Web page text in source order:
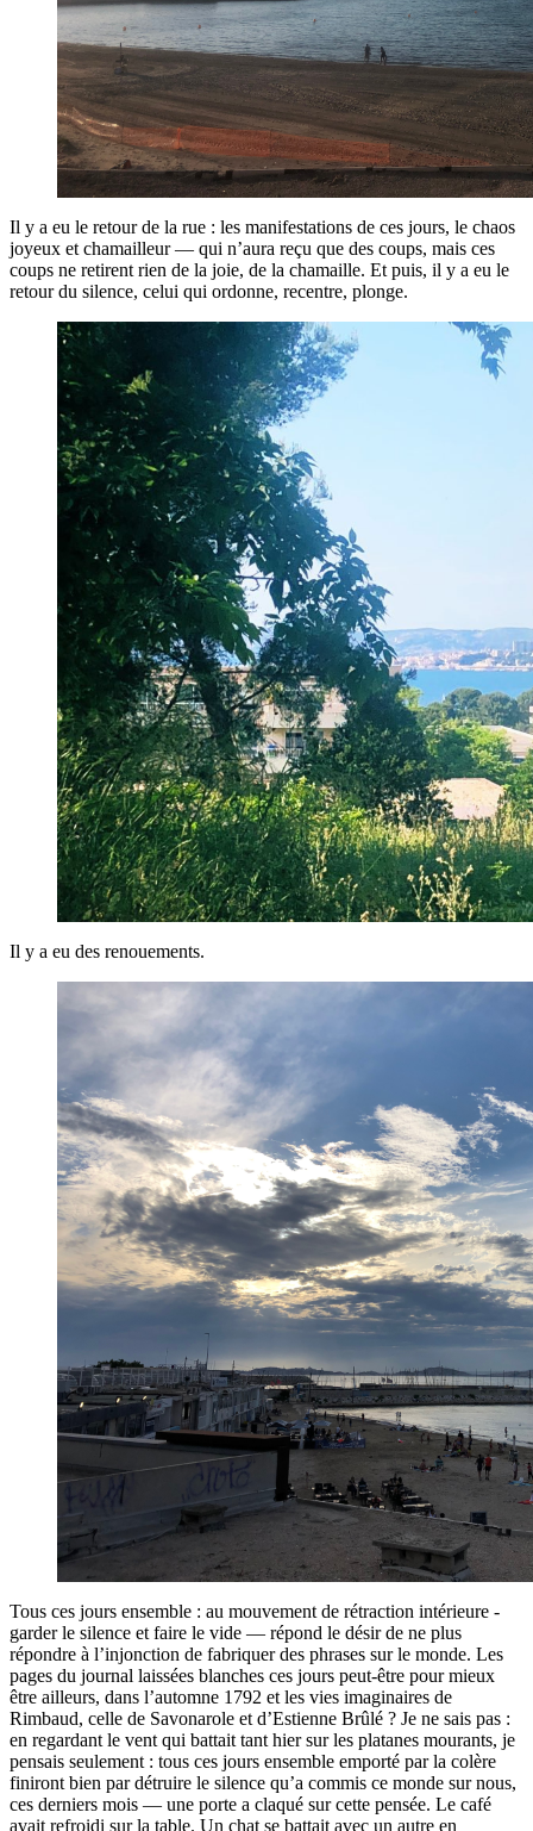
Il y a eu le retour de la rue : les manifestations de ces jours, le chaos
joyeux et chamailleur — qui n’aura reçu que des coups, mais ces
coups ne retirent rien de la joie, de la chamaille. Et puis, il y a eu le
retour du silence, celui qui ordonne, recentre, plonge.
Il y a eu des renouements.
Tous ces jours ensemble : au mouvement de rétraction intérieure -
garder le silence et faire le vide — répond le désir de ne plus
répondre à l’injonction de fabriquer des phrases sur le monde. Les
pages du journal laissées blanches ces jours peut-être pour mieux
être ailleurs, dans l’automne 1792 et les vies imaginaires de
Rimbaud, celle de Savonarole et d’Estienne Brûlé ? Je ne sais pas :
en regardant le vent qui battait tant hier sur les platanes mourants, je
pensais seulement : tous ces jours ensemble emporté par la colère
finiront bien par détruire le silence qu’a commis ce monde sur nous,
ces derniers mois — une porte a claqué sur cette pensée. Le café
avait refroidi sur la table. Un chat se battait avec un autre en